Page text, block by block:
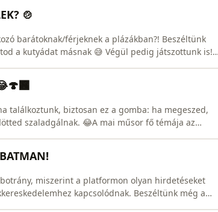
- Reggeli műsor ez?00:00:45 - Kamera a bírók
🍲
barátoknak/férjeknek a plázákban?! Beszéltünk
a kutyádat másnak 😅 Végül pedig játszottunk is!
kiértékelés00:09:09 - &quot;Ellopták&quot; egy nő
találkoztunk, biztosan ez a gomba: ha megeszed,
szaladgálnak. 😂A mai műsor fő témája az
egy családot nem engedtek Kínába repülni, mert
miszerint a platformon olyan hirdetéseket
kapcsolódnak. Beszéltünk még a